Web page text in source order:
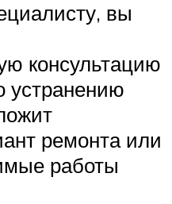
вы
консультацию
устранению
ремонта или
работы